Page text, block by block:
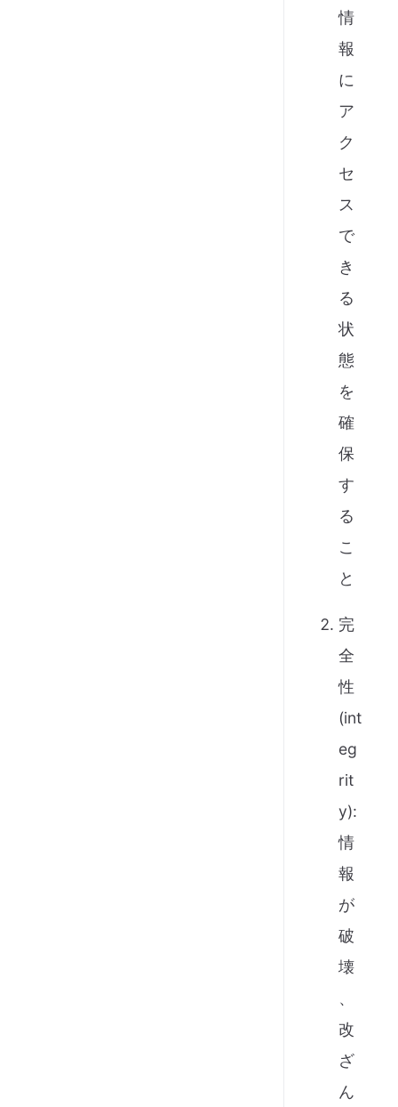
情
報
に
ア
ク
セ
ス
で
き
る
状
態
を
確
保
す
る
こ
と
完
全
性
(int
eg
rit
y):
情
報
が
破
壊
、
改
ざ
ん